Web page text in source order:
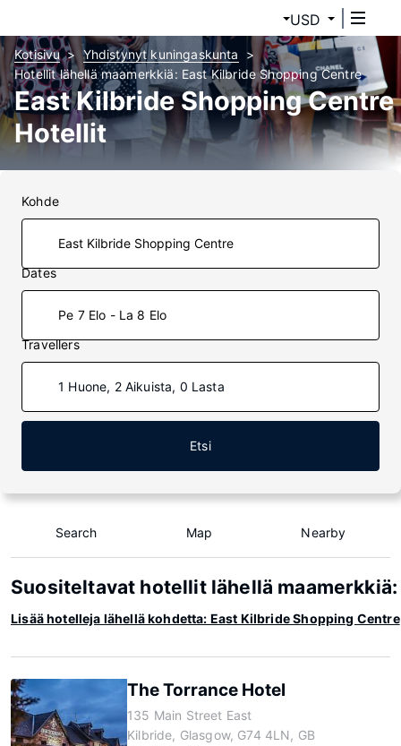
USD
Kotisivu
Yhdistynyt kuningaskunta
Hotellit lähellä maamerkkiä: East Kilbride Shopping Centre
East Kilbride Shopping Centre
Hotellit
Kohde
Dates
Pe 7 Elo - La 8 Elo
Travellers
1 Huone, 2 Aikuista, 0 Lasta
Etsi
Search Map Nearby
Suositeltavat hotellit lähellä
Lisää hotelleja lähellä kohdetta: East Kilbride Shopping Centre
The Torrance Hotel
135 Main Street East
Kilbride, Glasgow, G74 4LN, GB